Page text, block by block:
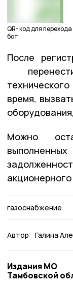
QR- код для
бот
После
время,
Можно
газоснабжение
Автор: Галина
Издания МО
Тамбовской